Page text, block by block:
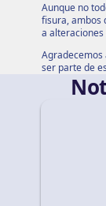
Aunque no
fisura, ambos
a
Agradecemos
ser parte de